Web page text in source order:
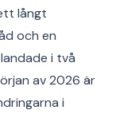
långt
och en
i två
av 2026 är
i